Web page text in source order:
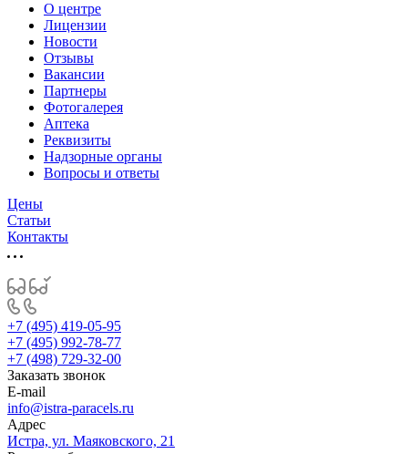
О центре
Лицензии
Новости
Отзывы
Вакансии
Партнеры
Фотогалерея
Аптека
Реквизиты
Надзорные органы
Вопросы и ответы
Цены
Статьи
Контакты
+7 (495) 419-05-95
+7 (495) 992-78-77
+7 (498) 729-32-00
Заказать звонок
E-mail
info@istra-paracels.ru
Адрес
Истра, ул. Маяковского, 21